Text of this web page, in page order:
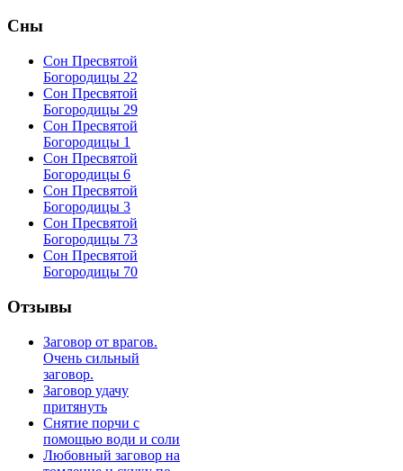
Сны
Сон Пресвятой
Богородицы 22
Сон Пресвятой
Богородицы 29
Сон Пресвятой
Богородицы 1
Сон Пресвятой
Богородицы 6
Сон Пресвятой
Богородицы 3
Сон Пресвятой
Богородицы 73
Сон Пресвятой
Богородицы 70
Отзывы
Заговор от врагов.
Очень сильный
заговор.
Заговор удачу
притянуть
Снятие порчи с
помощью води и соли
Любовный заговор на